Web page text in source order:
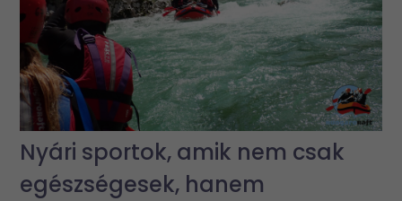
Nyári sportok, amik nem csak
egészségesek, hanem